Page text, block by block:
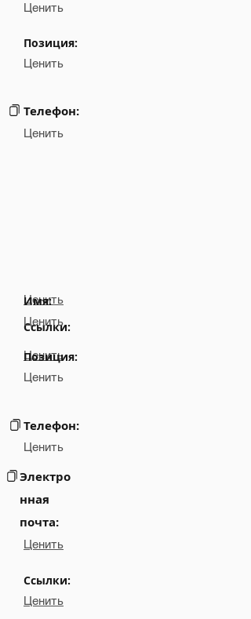
Ценить
Позиция:
Ценить
Телефон:
Ценить
Ценить
Ссылки:
Ценить
Имя:
Ценить
Позиция:
Ценить
Телефон:
Ценить
Электро
нная
почта:
Ценить
Ссылки:
Ценить